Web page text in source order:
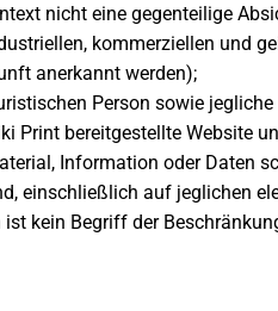
nicht eine gegenteilige
kommerziellen und
anerkannt werden);
Person sowie
Print bereitgestellte Website
Information oder Daten
einschließlich auf jeglichen
kein Begriff der